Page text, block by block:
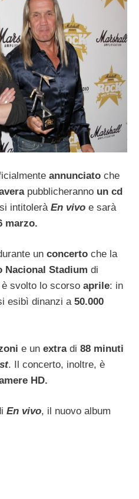
annunciato che
pubblicheranno un cd
intitolerà En vivo e sarà
marzo.
un concerto che la
Nacional Stadium di
svolto lo scorso aprile: in
esibì dinanzi a 50.000
e un extradi 88 minuti
. Il concerto, inoltre, è
HD.
En vivo, il nuovo album